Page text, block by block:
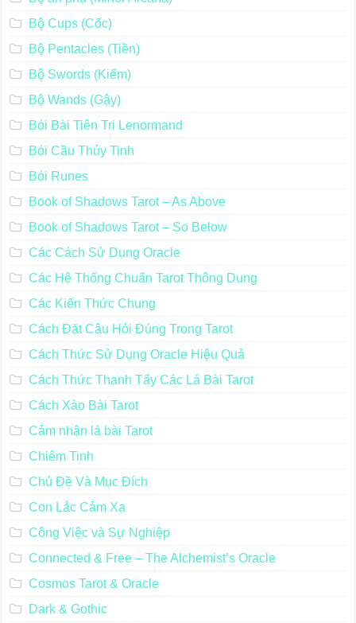
Bộ Cups (Cốc)
Bộ Pentacles (Tiền)
Bộ Swords (Kiếm)
Bộ Wands (Gậy)
Bói Bài Tiên Tri Lenormand
Bói Cầu Thủy Tinh
Bói Runes
Book of Shadows Tarot – As Above
Book of Shadows Tarot – So Below
Các Cách Sử Dụng Oracle
Các Hệ Thống Chuẩn Tarot Thông Dụng
Các Kiến Thức Chung
Cách Đặt Câu Hỏi Đúng Trong Tarot
Cách Thức Sử Dụng Oracle Hiệu Quả
Cách Thức Thanh Tẩy Các Lá Bài Tarot
Cách Xào Bài Tarot
Cảm nhận lá bài Tarot
Chiêm Tinh
Chủ Đề Và Mục Đích
Con Lắc Cảm Xạ
Công Việc và Sự Nghiệp
Connected & Free – The Alchemist’s Oracle
Cosmos Tarot & Oracle
Dark & Gothic